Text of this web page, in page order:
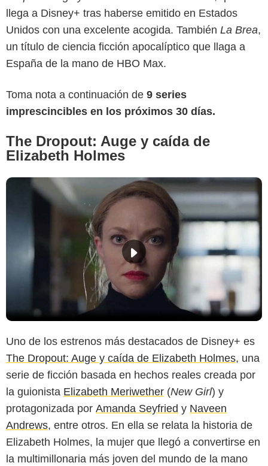
llega a Disney+ tras haberse emitido en Estados
Unidos con una excelente acogida. También La Brea,
un título de ciencia ficción apocalíptico que llaga a
España de la mano de HBO Max.
Toma nota a continuación de 9 series
imprescincibles en los próximos 30 días.
The Dropout: Auge y caída de
Elizabeth Holmes
Uno de los estrenos más destacados de Disney+ es
The Dropout: Auge y caída de Elizabeth Holmes, una
serie de ficción basada en hechos reales creada por
la guionista Elizabeth Meriwether (New Girl) y
protagonizada por Amanda Seyfried y Naveen
Andrews, entre otros. En ella se relata la historia de
Elizabeth Holmes, la mujer que llegó a convertirse en
la multimillonaria más joven del mundo de la mano